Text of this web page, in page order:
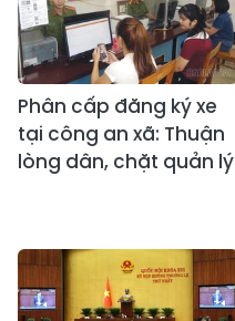
Phân cấp đăng ký xe
tại công an xã: Thuận
lòng dân, chặt quản lý